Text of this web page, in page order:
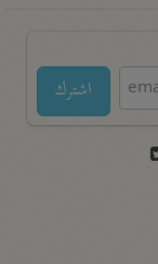
اشترك